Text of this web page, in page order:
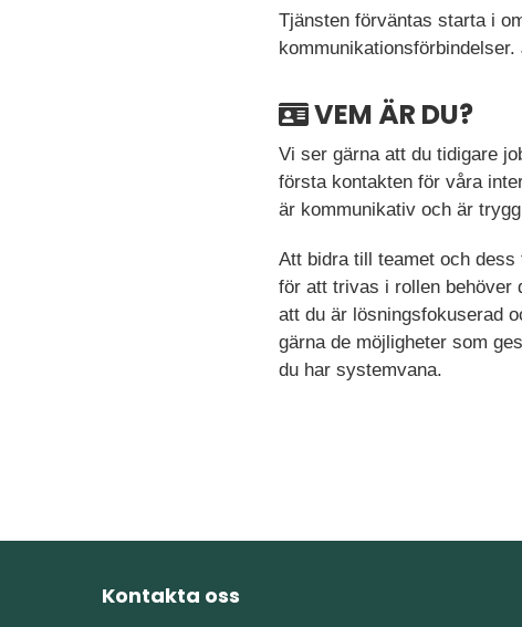
Tjänsten förväntas starta i
VEM ÄR DU?
Vi ser gärna att du tidigare
första kontakten för våra
är kommunikativ och är
Att bidra till teamet och
för att trivas i rollen behöver
att du är lösningsfokuserad
gärna de möjligheter som
du har systemvana.
Kontakta oss